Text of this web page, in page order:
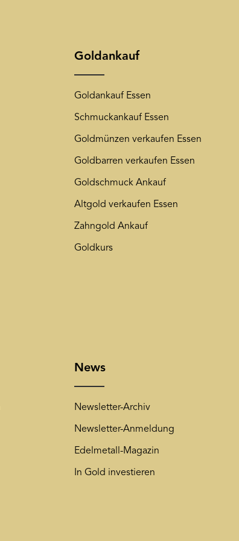
Goldankauf
Goldankauf Essen
Schmuckankauf Essen
Goldmünzen verkaufen Essen
Goldbarren verkaufen Essen
Goldschmuck Ankauf
Altgold verkaufen Essen
Zahngold Ankauf
Goldkurs
News
Newsletter-Archiv
Newsletter-Anmeldung
Edelmetall-Magazin
In Gold investieren